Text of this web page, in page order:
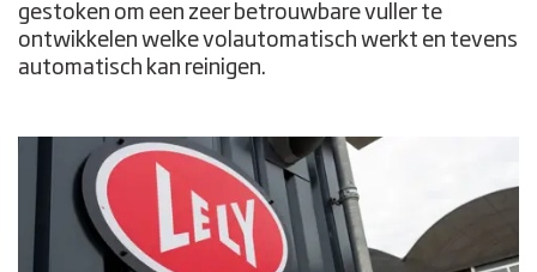
gestoken om een zeer betrouwbare vuller te
ontwikkelen welke volautomatisch werkt en tevens
automatisch kan reinigen.